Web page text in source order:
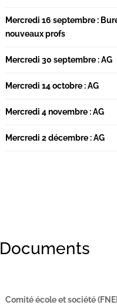
Mercredi 16 septembre :
nouveaux profs
Mercredi 30 septembre : AG
Mercredi 14 octobre : AG
Mercredi 4 novembre : AG
Mercredi 2 décembre : AG
Documents
Comité école et société